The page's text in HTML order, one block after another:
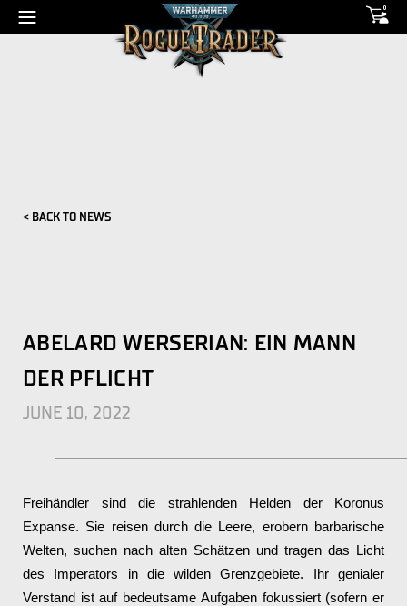
0
< BACK TO NEWS
ABELARD WERSERIAN: EIN MANN
DER PFLICHT
JUNE 10, 2022
Freihändler sind die strahlenden Helden der Koronus
Expanse. Sie reisen durch die Leere, erobern barbarische
Welten, suchen nach alten Schätzen und tragen das Licht
des Imperators in die wilden Grenzgebiete. Ihr genialer
Verstand ist auf bedeutsame Aufgaben fokussiert (sofern er